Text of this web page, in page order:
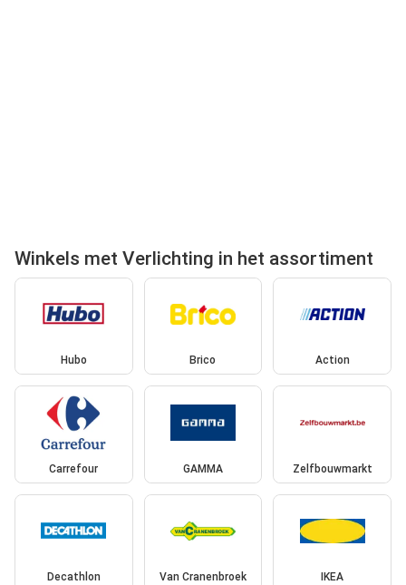
Winkels met Verlichting in het assortiment
Hubo Brico Action
Carrefour GAMMA Zelfbouwmarkt
Decathlon Van Cranenbroek IKEA